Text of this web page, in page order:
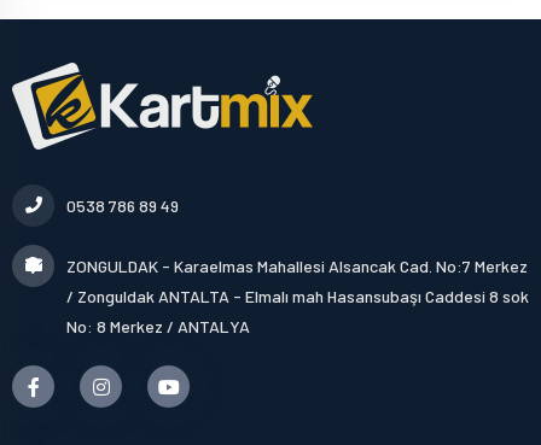
0538 786 89 49
ZONGULDAK - Karaelmas Mahallesi Alsancak Cad. No:7 Merkez
/ Zonguldak ANTALTA - Elmalı mah Hasansubaşı Caddesi 8 sok
No: 8 Merkez / ANTALYA